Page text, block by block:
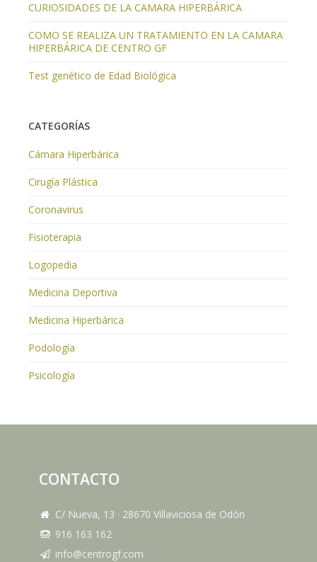
CURIOSIDADES DE LA CAMARA HIPERBÁRICA
COMO SE REALIZA UN TRATAMIENTO EN LA CAMARA
HIPERBÁRICA DE CENTRO GF
Test genético de Edad Biológica
CATEGORÍAS
Cámara Hiperbárica
Cirugía Plástica
Coronavirus
Fisioterapia
Logopedia
Medicina Deportiva
Medicina Hiperbárica
Podología
Psicología
CONTACTO
C/ Nueva, 13 · 28670 Villaviciosa de Odón
916 163 162
info@centrogf.com